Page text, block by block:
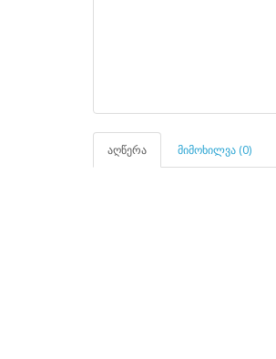
აღწერა მიმოხილვა (0)